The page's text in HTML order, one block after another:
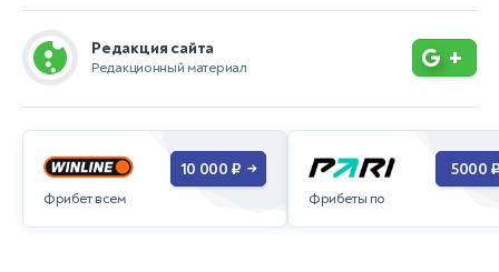
Редакция сайта
Редакционный материал +
Фрибет всем
10 000 ₽ →
Фрибеты по
5000